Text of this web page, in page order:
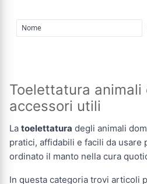
Toelettatura animali
accessori utili
La toelettatura degli animali
pratici, affidabili e facili da usare
ordinato il manto nella cura
In questa categoria trovi articoli